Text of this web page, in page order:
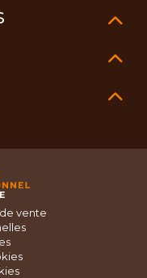
vente